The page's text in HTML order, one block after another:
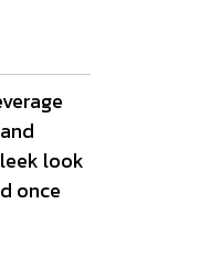
look
once